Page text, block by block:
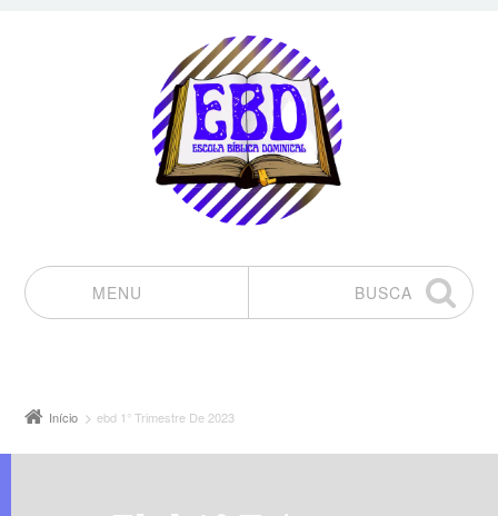
MENU
BUSCA
Início ebd 1° Trimestre De 2023